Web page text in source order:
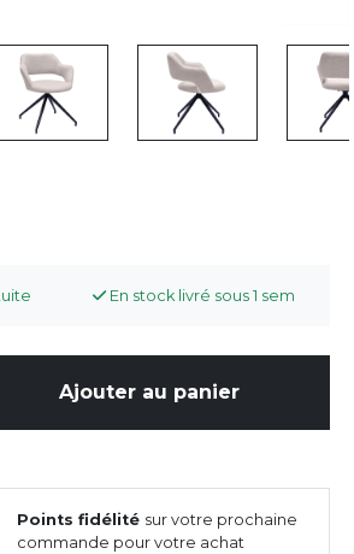
En stock livré sous 1 sem
Ajouter au panier
Points fidélité sur votre prochaine
commande pour votre achat